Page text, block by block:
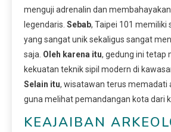
menguji adrenalin dan
legendaris. Sebab, Taipei 101
yang sangat unik sekaligus sangat
saja. Oleh karena itu, gedung ini tetap
kekuatan teknik sipil modern di
Selain itu, wisatawan terus memadati
guna melihat pemandangan kota dari
KEAJAIBAN